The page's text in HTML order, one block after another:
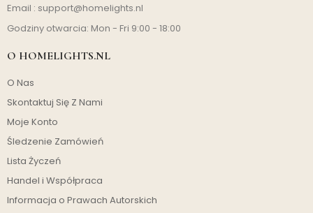
Email : support@homelights.nl
Godziny otwarcia: Mon - Fri 9:00 - 18:00
O HOMELIGHTS.NL
O Nas
Skontaktuj Się Z Nami
Moje Konto
Śledzenie Zamówień
Lista Życzeń
Handel i Współpraca
Informacja o Prawach Autorskich